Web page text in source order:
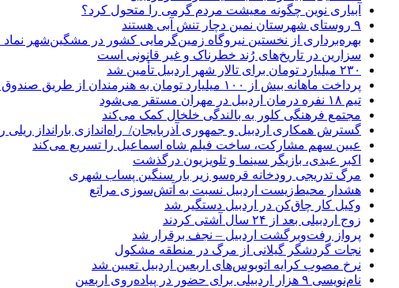
آبیاری نوین چگونه معیشت مردم گرمی را متحول کرد؟
۹ روستای شهرستان نمین دچار تنش آبی هستند
بهره‌برداری از نخستین نیروگاه زمین‌گرمایی کشور در مشگین‌شهر
سزارین در تاریخ‌های رُند خطرناک و غیر قانونی است
۲۳۰ میلیارد تومان برای تالار شهر اردبیل تأمین شد
پرداخت ماهانه بیش از ۱۰۰ میلیارد تومان به هنرمندان از طریق صندوق هنر
تیم ۱۸ نفره درمان اردبیل در مهران مستقر می‌شود
مجتمع فرهنگی کلور به بالندگی خلخال کمک می‌کند
گسترش همکاری اردبیل و جمهوری آذربایجان/ راه‌اندازی بارانداز ریلی
عیین سهم مشارکت، ساخت فیلم شاه‌ اسماعیل را تسریع می‌کند
اکبر عبدی، بازیگر سینما و تلویزیون درگذشت
مرگ تدریجی رودخانه قره‌سو زیر بار سنگین پساب شهری
هشدار محیط‌زیست اردبیل نسبت به آتش‌سوزی مراتع
وکیل کار چاق‌کن در اردبیل دستگیر شد
زوج اردبیلی بعد از ۲۴ سال آشتی کردند
پرواز رفت‌وبرگشت اردبیل – نجف برقرار شد
نجات گردشگر گیلانی از مرگ در منطقه مشکول
نرخ مصوب کرایه اتوبوس‌های اربعین اردبیل تعیین شد
نام‌نویسی ۹ هزار اردبیلی برای حضور در پیاده‌روی اربعین